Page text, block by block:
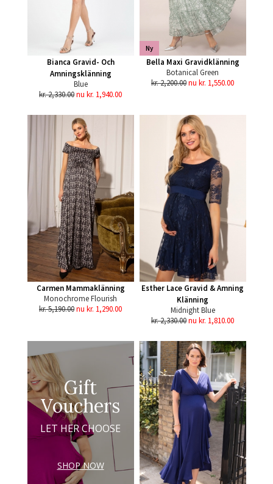
Bianca Gravid- Och
Amningsklänning
Blue
kr. 2,330.00nu kr. 1,940.00
Ny
Bella Maxi Gravidklänning
Botanical Green
kr. 2,200.00nu kr. 1,550.00
Carmen Mammaklänning
Monochrome Flourish
kr. 5,190.00nu kr. 1,290.00
Esther Lace Gravid & Amning
Klänning
Midnight Blue
kr. 2,330.00nu kr. 1,810.00
Gift
Vouchers
LET HER CHOOSE
SHOP NOW